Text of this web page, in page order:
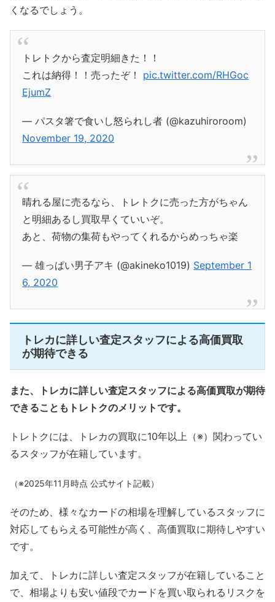
くなるでしょう。
トレトクから査定明細きた！！
これは納得！！売ったぞ！ pic.twitter.com/RHGoc
EjumZ
— パスタ箸で食いし怒られし者 (@kazuhiroroom)
November 19, 2020
晴れる屋に売るなら、トレトクに売った方がちゃん
と明細あるし買取早くていいぞ。
あと、荷物の集荷もやってくれるからめっちゃ楽
— 雄っぱい男子アキ (@akineko1019) September 1
6, 2020
トレカに詳しい査定スタッフによる高価買取
が期待できる
また、トレカに詳しい査定スタッフによる高価買取が期待
できることもトレトクのメリットです。
トレトクには、トレカの買取に10年以上（※）関わってい
るスタッフが在籍しています。
（※2025年11月時点 公式サイト記載）
そのため、様々なカードの相場を理解しているスタッフに
対応してもらえる可能性が高く、高価買取に期待しやすい
です。
加えて、トレカに詳しい査定スタッフが在籍していること
で、相場よりも安い値段でカードを買い取られるリスクを